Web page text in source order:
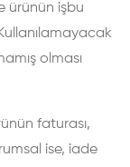
ürünün işbu
olması
faturası,
ise, iade